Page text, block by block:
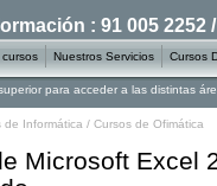
de Informática / Cursos de Ofimática
Microsoft Excel
: 91 005 2252
Nuestros Servicios Cursos
para acceder a las distintas